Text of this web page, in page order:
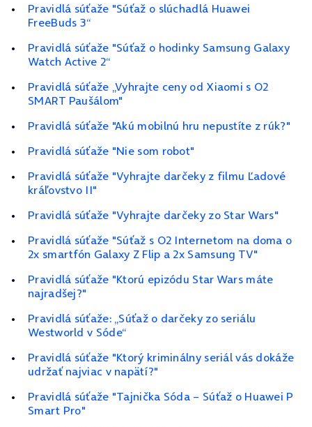
Pravidlá súťaže "Súťaž o slúchadlá Huawei
FreeBuds 3“
Pravidlá súťaže "Súťaž o hodinky Samsung Galaxy
Watch Active 2“
Pravidlá súťaže „Vyhrajte ceny od Xiaomi s O2
SMART Paušálom"
Pravidlá súťaže "Akú mobilnú hru nepustíte z rúk?"
Pravidlá súťaže "Nie som robot"
Pravidlá súťaže "Vyhrajte darčeky z filmu Ľadové
kráľovstvo II"
Pravidlá súťaže "Vyhrajte darčeky zo Star Wars"
Pravidlá súťaže "Súťaž s O2 Internetom na doma o
2x smartfón Galaxy Z Flip a 2x Samsung TV"
Pravidlá súťaže "Ktorú epizódu Star Wars máte
najradšej?"
Pravidlá súťaže: „Súťaž o darčeky zo seriálu
Westworld v Sóde“
Pravidlá súťaže "Ktorý kriminálny seriál vás dokáže
udržať najviac v napätí?"
Pravidlá súťaže "Tajnička Sóda – Súťaž o Huawei P
Smart Pro"